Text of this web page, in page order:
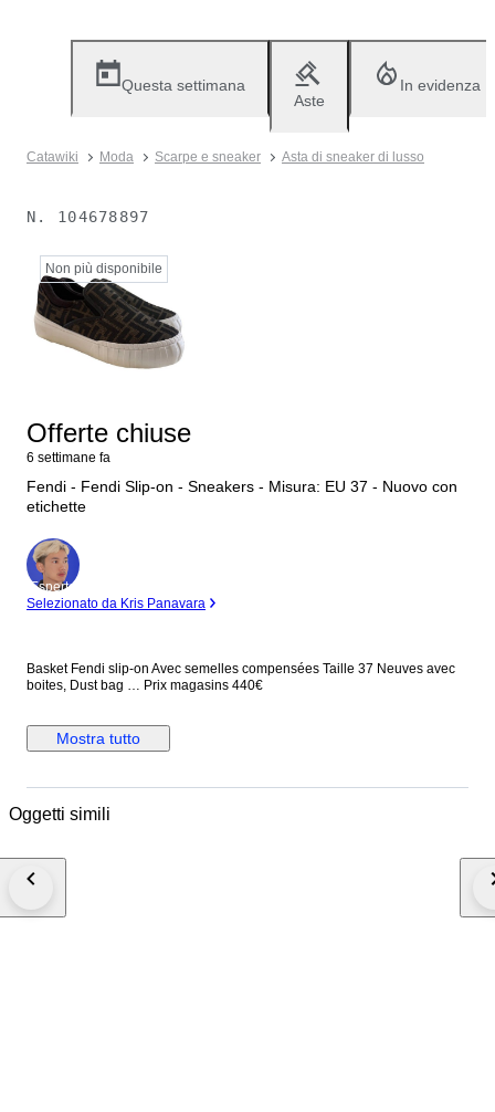
Questa settimana
Aste
In evidenza
Catawiki Moda Scarpe e sneaker Asta di sneaker di lusso
N. 104678897
Non più disponibile
Offerte chiuse
6 settimane fa
Fendi - Fendi Slip-on - Sneakers - Misura: EU 37 - Nuovo con
etichette
Esperto
Selezionato da Kris Panavara
Basket Fendi slip-on Avec semelles compensées Taille 37 Neuves avec
boites, Dust bag … Prix magasins 440€
Mostra tutto
Oggetti simili